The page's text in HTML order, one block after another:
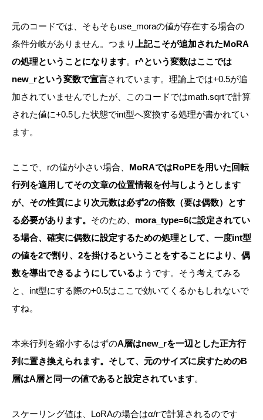
元のコードでは、そもそもuse_moraの値が存在する場合の
条件分岐がありません。つまり
上記こそが追加されたMoRA
の処理ということになります。 r^という変数はここでは
new_rという変数で宣言されています。理論上では+0.5が追
加されていませんでしたが、このコードではmath.sqrtで計算
された値に+0.5した状態でint型へ変換する処理が書かれてい
ます。
ここで、rの値が小さい場合、 MoRAではRoPEを用いた回転
行列を適用してその文章の位置情報を付与しようとします
が、その性質により次元数は必ず2の倍数（要は偶数）とす
る必要があります。 そのため、 mora_type=6に設定されてい
る場合、確実に偶数に設定するための処理として、一度int型
の値を2で割り、2を掛けるということをすることにより、偶
数を導出できるようにしているようです。そう考えてみる
と、int型にする際の+0.5はここで効いてくるかもしれないで
すね。
本来行列を縮小するはずのA層はnew_rを一辺とした正方行
列に置き換えられます。そして、元のサイズに戻すためのB
層はA層と同一の値であると設定されています。
スケーリング値は、LoRAの場合はα/rで計算されるのです